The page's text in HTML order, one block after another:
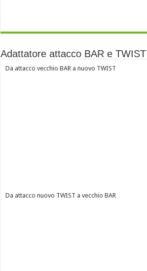
Adattatore attacco BAR e TWIST
Da attacco vecchio BAR a nuovo TWIST
Da attacco nuovo TWIST a vecchio BAR